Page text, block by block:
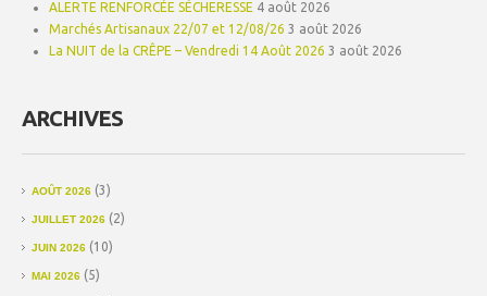
ALERTE RENFORCÉE SÉCHERESSE 4 août 2026
Marchés Artisanaux 22/07 et 12/08/26 3 août 2026
La NUIT de la CRÊPE – Vendredi 14 Août 2026 3 août 2026
ARCHIVES
AOÛT 2026 (3)
JUILLET 2026 (2)
JUIN 2026 (10)
MAI 2026 (5)